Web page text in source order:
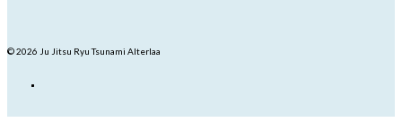
© 2026 Ju Jitsu Ryu Tsunami Alterlaa